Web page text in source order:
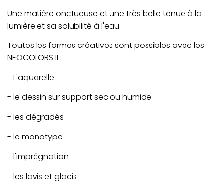
Une matière onctueuse et une très belle tenue à la
lumière et sa solubilité à l'eau.
Toutes les formes créatives sont possibles avec les
NEOCOLORS II :
- L'aquarelle
- le dessin sur support sec ou humide
- les dégradés
- le monotype
- l'imprégnation
- les lavis et glacis